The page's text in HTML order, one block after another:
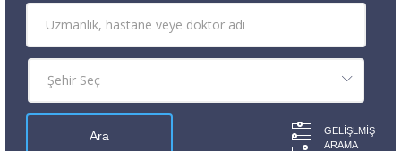
GELIŞLMIŞ
ARAMA